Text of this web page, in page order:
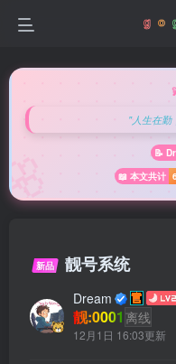
"人生在
📝
📖 本文共计
新品 靓号系统
Dream
靓:0001 离线
12月1日 16:03更新